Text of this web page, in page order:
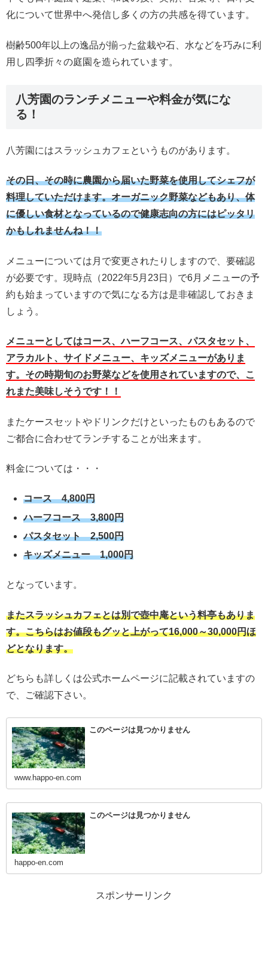
化について世界中へ発信し多くの方の共感を得ています。
樹齢500年以上の逸品が揃った盆栽や石、水などを巧みに利
用し四季折々の庭園を造られています。
八芳園のランチメニューや料金が気にな
る！
八芳園にはスラッシュカフェというものがあります。
その日、その時に農園から届いた野菜を使用してシェフが
料理していただけます。オーガニック野菜などもあり、体
に優しい食材となっているので健康志向の方にはピッタリ
かもしれませんね！！
メニューについては月で変更されたりしますので、要確認
が必要です。現時点（2022年5月23日）で6月メニューの予
約も始まっていますので気になる方は是非確認しておきま
しょう。
メニューとしてはコース、ハーフコース、パスタセット、
アラカルト、サイドメニュー、キッズメニューがありま
す。その時期旬のお野菜などを使用されていますので、こ
れまた美味しそうです！！
またケースセットやドリンクだけといったものもあるので
ご都合に合わせてランチすることが出来ます。
料金については・・・
コース 4,800円
ハーフコース 3,800円
パスタセット 2,500円
キッズメニュー 1,000円
となっています。
またスラッシュカフェとは別で壺中庵という料亭もありま
す。こちらはお値段もグッと上がって16,000～30,000円ほ
どとなります。
どちらも詳しくは公式ホームページに記載されていますの
で、ご確認下さい。
このページは見つかりません
www.happo-en.com
このページは見つかりません
happo-en.com
スポンサーリンク